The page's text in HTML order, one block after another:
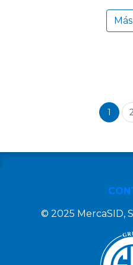
1
© 2025 MercaSID,